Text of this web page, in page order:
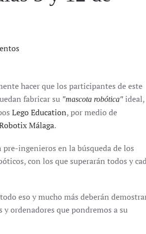
hacer que los participantes de este
fabricar su "mascota robótica" ideal,
Lego Education, por medio de
Málaga.
ingenieros en la búsqueda de los
con los que superarán todos y
eso y mucho más deberán
y ordenadores que pondremos a su